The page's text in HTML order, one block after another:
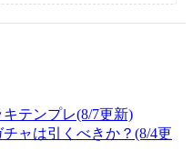
テンプレ(8/7更新)
ャは引くべきか？(8/4更